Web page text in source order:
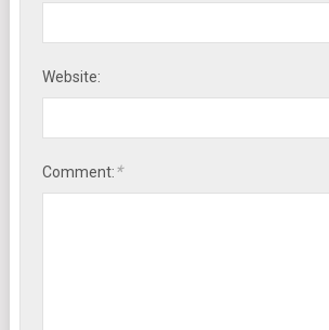
Website:
Comment:*